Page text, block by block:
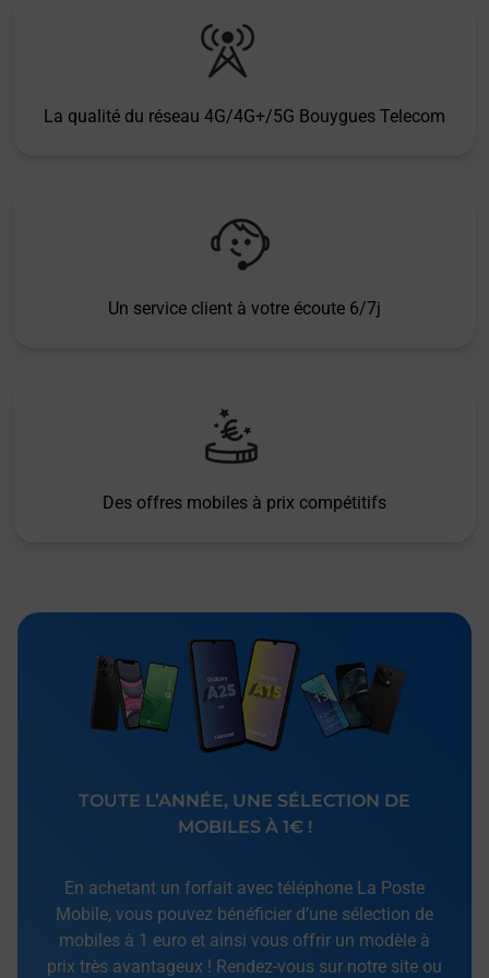
La qualité du réseau 4G/4G+/5G Bouygues Telecom
Un service client à votre écoute 6/7j
Des offres mobiles à prix compétitifs
TOUTE L’ANNÉE, UNE SÉLECTION DE
MOBILES À 1€ !
En achetant un forfait avec téléphone La Poste
Mobile, vous pouvez bénéficier d’une sélection de
mobiles à 1 euro et ainsi vous offrir un modèle à
prix très avantageux ! Rendez-vous sur notre site ou